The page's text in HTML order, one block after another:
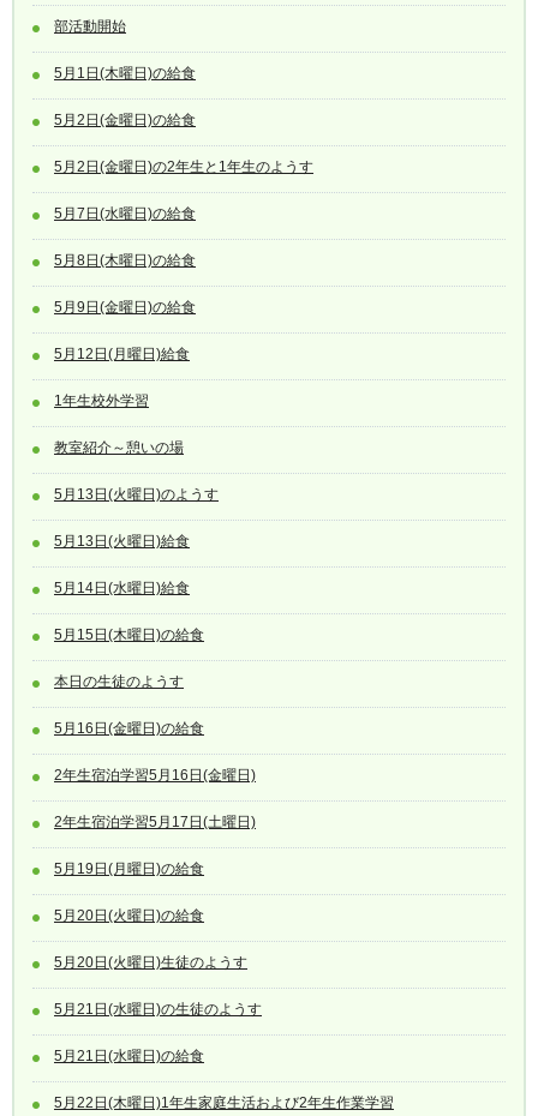
部活動開始
5月1日(木曜日)の給食
5月2日(金曜日)の給食
5月2日(金曜日)の2年生と1年生のようす
5月7日(水曜日)の給食
5月8日(木曜日)の給食
5月9日(金曜日)の給食
5月12日(月曜日)給食
1年生校外学習
教室紹介～憩いの場
5月13日(火曜日)のようす
5月13日(火曜日)給食
5月14日(水曜日)給食
5月15日(木曜日)の給食
本日の生徒のようす
5月16日(金曜日)の給食
2年生宿泊学習5月16日(金曜日)
2年生宿泊学習5月17日(土曜日)
5月19日(月曜日)の給食
5月20日(火曜日)の給食
5月20日(火曜日)生徒のようす
5月21日(水曜日)の生徒のようす
5月21日(水曜日)の給食
5月22日(木曜日)1年生家庭生活および2年生作業学習